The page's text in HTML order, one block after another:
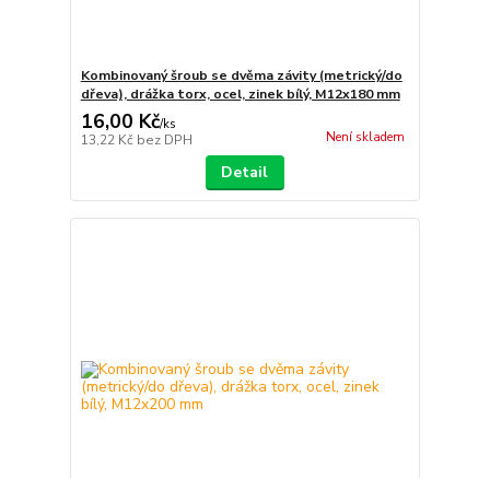
Kombinovaný šroub se dvěma závity (metrický/do
dřeva), drážka torx, ocel, zinek bílý, M12x180 mm
16,00 Kč/ks
13,22 Kč bez DPH Není skladem
Detail